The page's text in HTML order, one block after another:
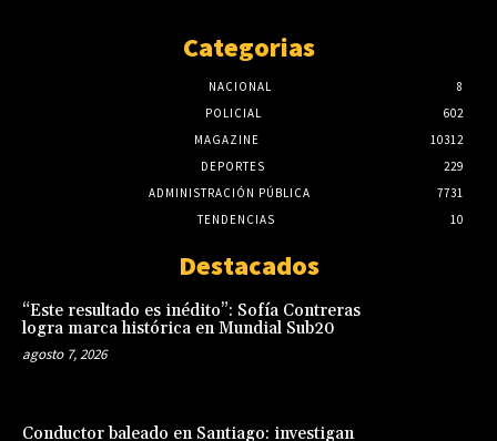
Categorias
NACIONAL
8
POLICIAL
602
MAGAZINE
10312
DEPORTES
229
ADMINISTRACIÓN PÚBLICA
7731
TENDENCIAS
10
Destacados
“Este resultado es inédito”: Sofía Contreras
logra marca histórica en Mundial Sub20
agosto 7, 2026
Conductor baleado en Santiago: investigan